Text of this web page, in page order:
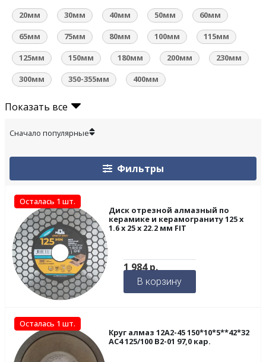
20мм
30мм 40мм 50мм
60мм
65мм
75мм 80мм 100мм
115мм
125мм
150мм 180мм 200мм
230мм
300мм
350-355мм 400мм
Показать все
Фильтры
Осталась 1 шт.
Диск отрезной алмазный по
керамике и керамограниту 125 х
1.6 х 25 х 22.2 мм FIT
1 984р.
В корзину
Осталась 1 шт.
Круг алмаз 12А2-45 150*10*5**42*32
АС4 125/100 В2-01 97,0 кар.